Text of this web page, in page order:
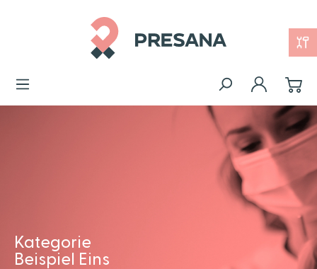
Kategorie
Beispiel Eins